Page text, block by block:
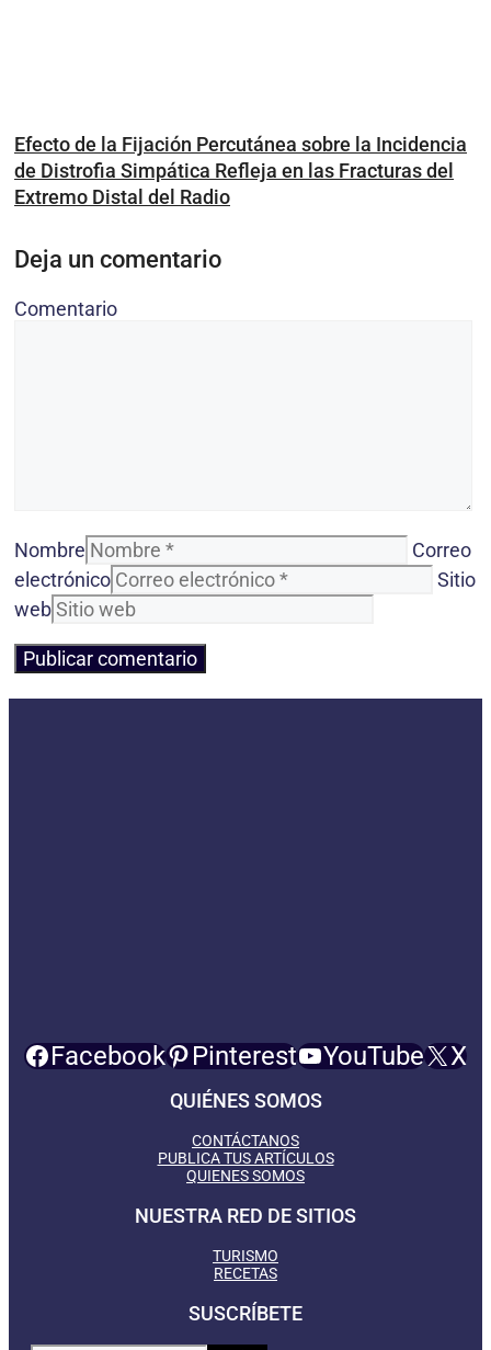
Efecto de la Fijación Percutánea sobre la Incidencia
de Distrofia Simpática Refleja en las Fracturas del
Extremo Distal del Radio
Deja un comentario
Comentario
Nombre
Correo
electrónico
Sitio
web
Facebook Pinterest YouTube X
QUIÉNES SOMOS
CONTÁCTANOS
PUBLICA TUS ARTÍCULOS
QUIENES SOMOS
NUESTRA RED DE SITIOS
TURISMO
RECETAS
SUSCRÍBETE